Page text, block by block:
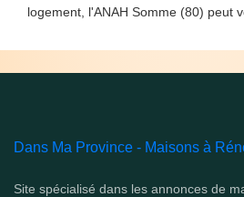
logement, l'ANAH Somme (80) peut
Dans Ma Province - Maisons à
Site spécialisé dans les annonces de